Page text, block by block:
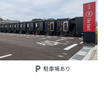
駐車場あり